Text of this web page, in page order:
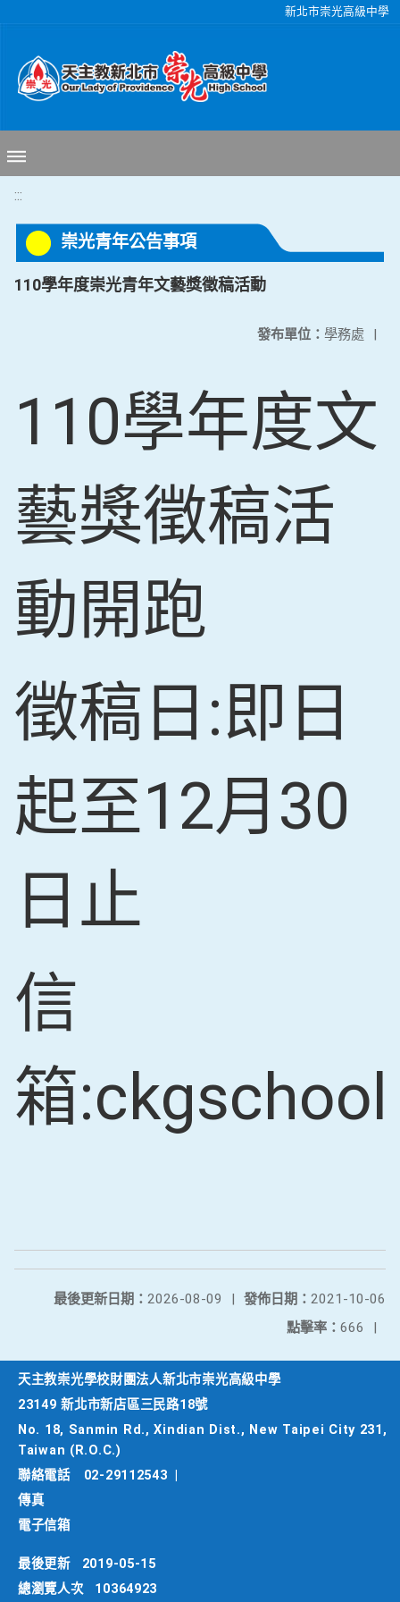
新北市崇光高級中學
:::
崇光青年公告事項
110學年度崇光青年文藝獎徵稿活動
發布單位： 學務處 |
110學年度文
藝獎徵稿活
動開跑
徵稿日:即日
起至12月30
日止
信
箱
發佈日期： 2021-10-06
最後更新日期： 2026-08-09
|
點擊率： 666 |
天主教崇光學校財團法人新北市崇光高級中學
23149 新北市新店區三民路18號
No. 18, Sanmin Rd., Xindian Dist., New Taipei City 231,
Taiwan (R.O.C.)
聯絡電話
02-29112543
傳真
電子信箱
最後更新
2019-05-15
總瀏覽人次
10364923